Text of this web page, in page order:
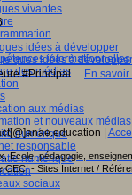
vivantes
informationnelles
des médias
aux médias
et nouveaux médias
numérique
responsable
numérique
sociaux
idées à développer
#Principal… En savoir
|
Ecole, pédagogie,
CECI - Sites Internet /